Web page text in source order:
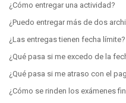
¿Cómo entregar una actividad?
¿Puedo entregar más de dos
¿Las entregas tienen fecha límite?
¿Qué pasa si me excedo de la
¿Qué pasa si me atraso con el
¿Cómo se rinden los exámenes